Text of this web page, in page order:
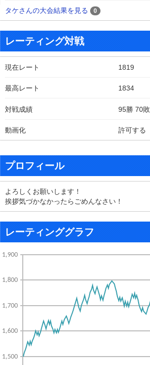
タケさんの大会結果を見る 0
レーティング対戦
現在レート 1819
最高レート 1834
対戦成績 95勝 70敗
動画化 許可する
プロフィール
よろしくお願いします！
挨拶気づかなかったらごめんなさい！
レーティンググラフ